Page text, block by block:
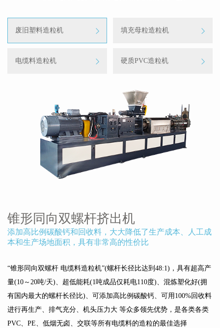
废旧塑料造粒机 填充母粒造粒机
电缆料造粒机 硬质PVC造粒机
锥形同向双螺杆挤出机
添加高比例碳酸钙和回收料，大大降低了生产成本、人工成
本和生产场地面积，具有非常高的性价比
“锥形同向双螺杆 电缆料造粒机”(螺杆长径比达到48:1)，具有超高产
量(10～20吨/天)、超低能耗(1吨成品仅耗电110度)、混炼塑化好(拥
有国内最大的螺杆长径比)、可添加高比例碳酸钙、可用100%回收料
进行再生产、排气充分、机头压力大 等众多领先优势，是各类各类
PVC、PE、低烟无卤、交联等所有电缆料的造粒的最佳选择